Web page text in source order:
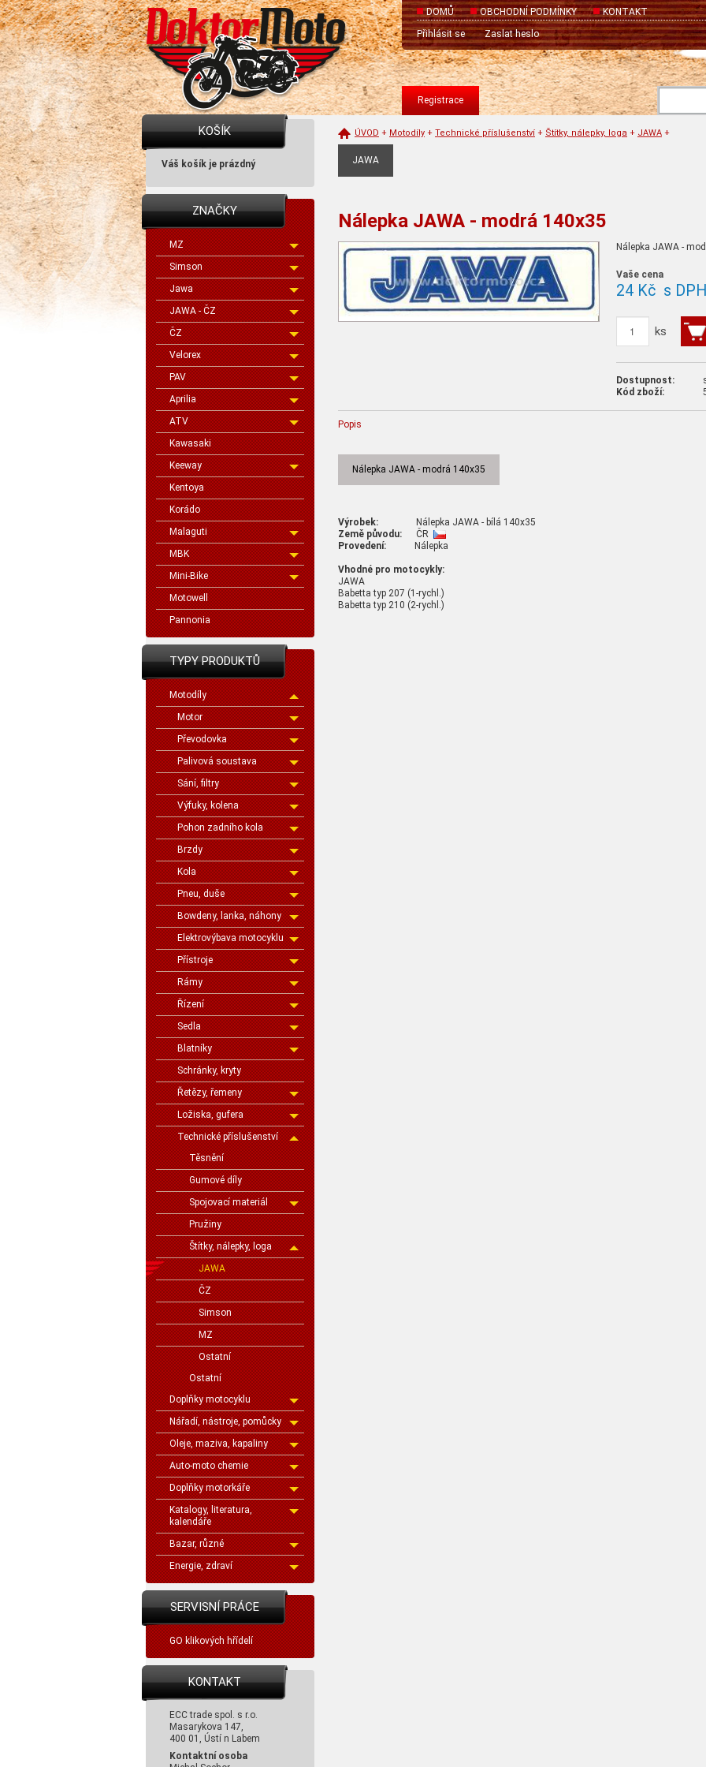
DOMŮ OBCHODNÍ PODMÍNKY
KONTAKT
Přihlásit se
Zaslat heslo
Registrace
KOŠÍK
Váš košík je prázdný
ZNAČKY
MZ
Simson
Jawa
JAWA - ČZ
ČZ
Velorex
PAV
Aprilia
ATV
Kawasaki
Keeway
Kentoya
Korádo
Malaguti
MBK
Mini-Bike
Motowell
Pannonia
TYPY PRODUKTŮ
Motodíly
Motor
Převodovka
Palivová soustava
Sání, filtry
Výfuky, kolena
Pohon zadního kola
Brzdy
Kola
Pneu, duše
Bowdeny, lanka, náhony
Elektrovýbava motocyklu
Přístroje
Rámy
Řízení
Sedla
Blatníky
Schránky, kryty
Řetězy, řemeny
Ložiska, gufera
Technické příslušenství
Těsnění
Gumové díly
Spojovací materiál
Pružiny
Štítky, nálepky, loga
JAWA
ČZ
Simson
MZ
Ostatní
Ostatní
Doplňky motocyklu
Nářadí, nástroje, pomůcky
Oleje, maziva, kapaliny
Auto-moto chemie
Doplňky motorkáře
Katalogy, literatura,
kalendáře
Bazar, různé
Energie, zdraví
SERVISNÍ PRÁCE
GO klikových hřídelí
KONTAKT
ECC trade spol. s r.o.
Masarykova 147,
400 01, Ústí n Labem
Kontaktní osoba
ÚVOD + Motodíly + Technické příslušenství + Štítky, nálepky, loga + JAWA +
JAWA
Nálepka JAWA - modrá 140x35
Nálepka JAWA -
Vaše cena
24 Kč s DPH
ks
Dostupnost:
Kód zboží:
Popis
Nálepka JAWA - modrá 140x35
Výrobek: Nálepka JAWA - bílá 140x35
Země původu: ČR
Provedení: Nálepka
Vhodné pro motocykly:
JAWA
Babetta typ 207 (1-rychl.)
Babetta typ 210 (2-rychl.)